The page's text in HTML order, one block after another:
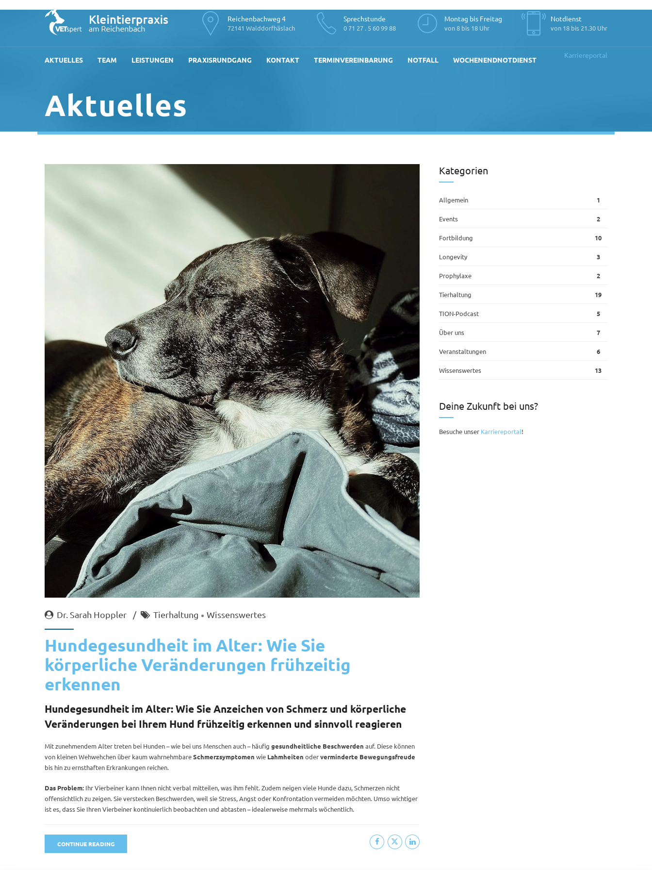
Reichenbachweg 4
72141 Walddorfhäslach
Sprechstunde
0 71 27 . 5 60 99 88
Montag bis Freitag
von 8 bis 18 Uhr
Notdienst
von 18 bis 21.30 Uhr
Karriereportal
AKTUELLES TEAM LEISTUNGEN PRAXISRUNDGANG KONTAKT TERMINVEREINBARUNG NOTFALL WOCHENENDNOTDIENST
Aktuelles
Dr. Sarah Hoppler Tierhaltung Wissenswertes
Hundegesundheit im Alter: Wie Sie
körperliche Veränderungen frühzeitig
erkennen
Hundegesundheit im Alter: Wie Sie Anzeichen von Schmerz und körperliche
Veränderungen bei Ihrem Hund frühzeitig erkennen und sinnvoll reagieren
Mit zunehmendem Alter treten bei Hunden – wie bei uns Menschen auch – häufig gesundheitliche Beschwerden auf. Diese können
von kleinen Wehwehchen über kaum wahrnehmbareSchmerzsymptomen wie Lahmheiten oderverminderte Bewegungsfreude
bis hin zu ernsthaften Erkrankungen reichen.
Das Problem: Ihr Vierbeiner kann Ihnen nicht verbal mitteilen, was ihm fehlt. Zudem neigen viele Hunde dazu, Schmerzen nicht
offensichtlich zu zeigen. Sie verstecken Beschwerden, weil sie Stress, Angst oder Konfrontation vermeiden möchten. Umso wichtiger
ist es, dass Sie Ihren Vierbeiner kontinuierlich beobachten und abtasten – idealerweise mehrmals wöchentlich.
CONTINUE READING
Kategorien
Allgemein 1
Events 2
Fortbildung 10
Longevity 3
Prophylaxe 2
Tierhaltung 19
TION-Podcast 5
Über uns 7
Veranstaltungen 6
Wissenswertes 13
Deine Zukunft bei uns?
Besuche unser Karriereportal!